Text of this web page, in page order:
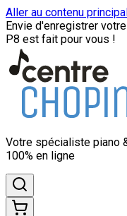
Aller au contenu
Envie d'enregistrer
P8 est fait pour vous !
Votre spécialiste piano
100% en ligne